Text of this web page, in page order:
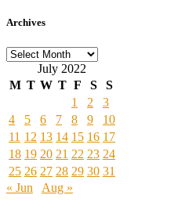
Archives
Archives
July 2022
M T W T F S
S
1
2
3
4
5 6 7 8 9
10
11 12 13 14 15 16 17
18 19 20 21 22 23 24
25 26 27 28 29 30 31
« Jun
Aug »